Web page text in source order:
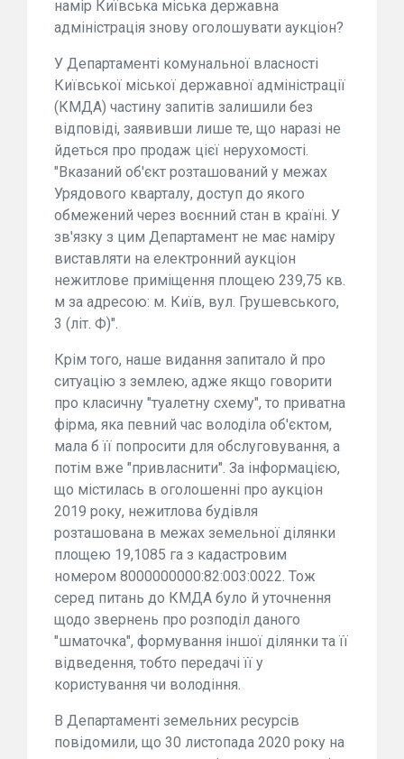
намір Київська міська державна
адміністрація знову оголошувати аукціон?
У Департаменті комунальної власності
Київської міської державної адміністрації
(КМДА) частину запитів залишили без
відповіді, заявивши лише те, що наразі не
йдеться про продаж цієї нерухомості.
"Вказаний об'єкт розташований у межах
Урядового кварталу, доступ до якого
обмежений через воєнний стан в країні. У
зв'язку з цим Департамент не має наміру
виставляти на електронний аукціон
нежитлове приміщення площею 239,75 кв.
м за адресою: м. Київ, вул. Грушевського,
3 (літ. Ф)".
Крім того, наше видання запитало й про
ситуацію з землею, адже якщо говорити
про класичну "туалетну схему", то приватна
фірма, яка певний час володіла об'єктом,
мала б її попросити для обслуговування, а
потім вже "привласнити". За інформацією,
що містилась в оголошенні про аукціон
2019 року, нежитлова будівля
розташована в межах земельної ділянки
площею 19,1085 га з кадастровим
номером 8000000000:82:003:0022. Тож
серед питань до КМДА було й уточнення
щодо звернень про розподіл даного
"шматочка", формування іншої ділянки та її
відведення, тобто передачі її у
користування чи володіння.
В Департаменті земельних ресурсів
повідомили, що 30 листопада 2020 року на